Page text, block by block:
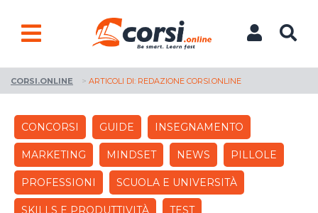
CORSI.ONLINE > ARTICOLI DI: REDAZIONE CORSI.ONLINE
CONCORSI GUIDE INSEGNAMENTO
MARKETING MINDSET NEWS PILLOLE
PROFESSIONI SCUOLA E UNIVERSITÀ
SKILLS E PRODUTTIVITÀ TEST